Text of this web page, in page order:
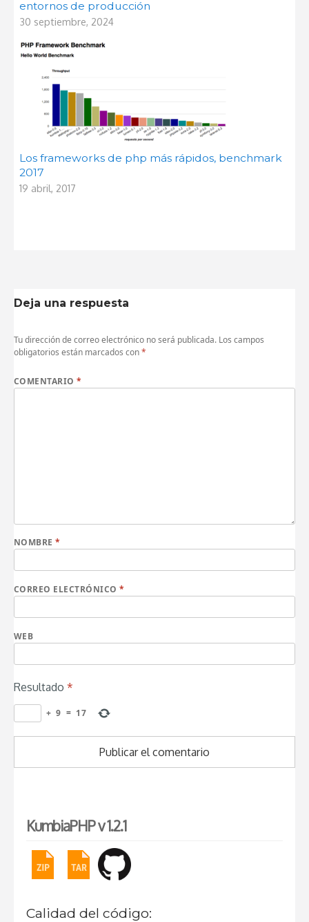
entornos de producción
30 septiembre, 2024
Los frameworks de php más rápidos, benchmark
2017
19 abril, 2017
Deja una respuesta
Tu dirección de correo electrónico no será publicada. Los campos
obligatorios están marcados con*
COMENTARIO*
NOMBRE*
CORREO ELECTRÓNICO*
WEB
Resultado *
+ 9 = 17
KumbiaPHP v 1.2.1
Calidad del código: